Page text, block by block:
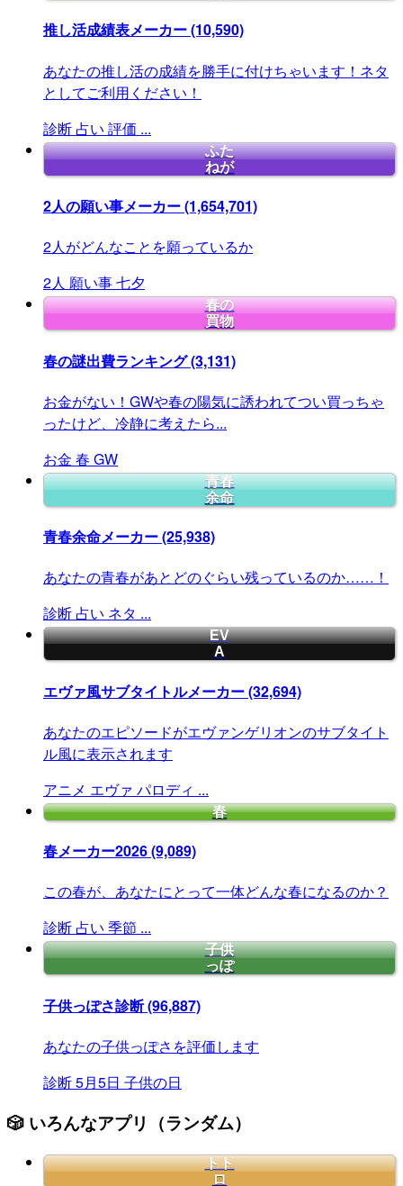
推し活成績表メーカー(10,590)
あなたの推し活の成績を勝手に付けちゃいます！ネタ
としてご利用ください！
診断 占い 評価 ...
ふた
ねが
2人の願い事メーカー(1,654,701)
2人がどんなことを願っているか
2人 願い事七夕
春の
買物
春の謎出費ランキング(3,131)
お金がない！GWや春の陽気に誘われてつい買っちゃ
ったけど、冷静に考えたら...
お金 春 GW
青春
余命
青春余命メーカー(25,938)
あなたの青春があとどのぐらい残っているのか……！
診断 占い ネタ ...
EV
A
エヴァ風サブタイトルメーカー(32,694)
あなたのエピソードがエヴァンゲリオンのサブタイト
ル風に表示されます
アニメ エヴァ パロディ ...
春
春メーカー2026(9,089)
この春が、あなたにとって一体どんな春になるのか？
診断 占い 季節 ...
子供
っぽ
子供っぽさ診断(96,887)
あなたの子供っぽさを評価します
診断5月5日 子供の日
🎲 いろんなアプリ（ランダム）
トト
ロ